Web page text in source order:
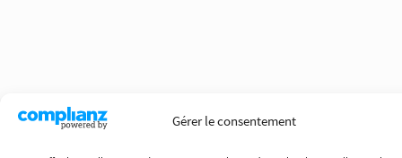
Gérer le consentement